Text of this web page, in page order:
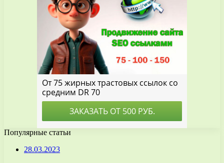
Популярные статьи
28.03.2023